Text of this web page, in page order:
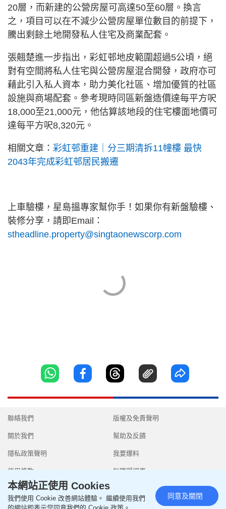
20層，而新建的公營房屋可高達50至60層。換言
之，項目可以在不減少公營房屋單位數目的前提下，
騰出剩餘土地開發私人住宅及商業配套。
張翹楚進一步指出，彩虹邨地皮範圍超過5公頃，絕
對有空間將私人住宅與公營房屋混合開發，政府亦可
藉此引入私人資本，助力美化社區、增加優質的社區
設施與商場配套。參考現時同區新盤造價達每平方呎
18,000至21,000元，他估算該地段的住宅樓面地價可
達每平方呎8,320元。
相關文章： 彩虹邨重建｜分三期清拆11幢樓 最快
2043年完成彩虹邨居民搬遷
上車驗樓，星島搵專家幫你手！如果你有新盤驗樓、
裝修分享，請即Email：
stheadline.property@singtaonewscorp.com
聯絡我們
關於我們
隱私政策聲明
使用條款
版權及免責聲明
幫助及反饋
我要爆料
無障礙網頁
本網站正使用 Cookies
我們使用 Cookie 改善網站體驗。 繼續使用我們
同意及關閉